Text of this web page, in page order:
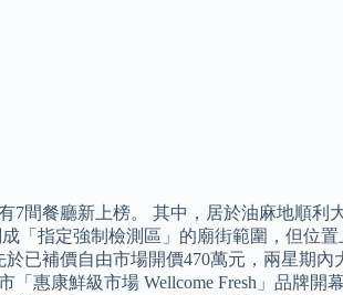
間餐廳新上榜。 其中，居於油麻地順
「指定強制檢測區」的廟街範圍，但位
已補價自由市場開價470萬元，兩星期內
惠康鮮級市場 Wellcome Fresh」品牌